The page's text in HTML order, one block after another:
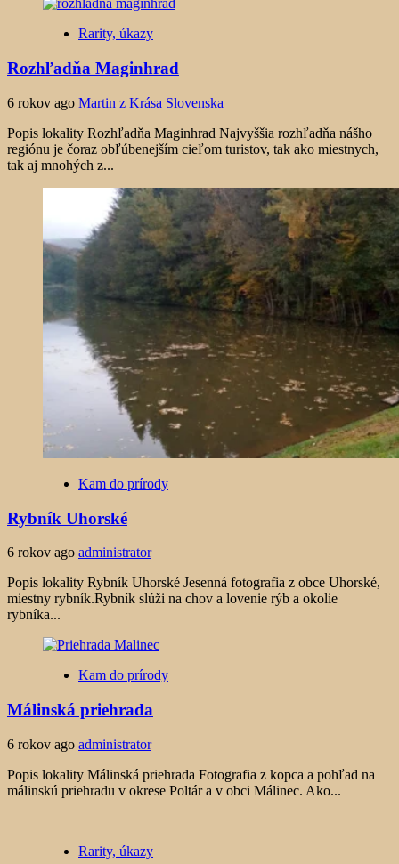
Rarity, úkazy
Rozhľadňa Maginhrad
6 rokov ago Martin z Krása Slovenska
Popis lokality Rozhľadňa Maginhrad Najvyššia rozhľadňa nášho
regiónu je čoraz obľúbenejším cieľom turistov, tak ako miestnych,
tak aj mnohých z...
Kam do prírody
Rybník Uhorské
6 rokov ago administrator
Popis lokality Rybník Uhorské Jesenná fotografia z obce Uhorské,
miestny rybník.Rybník slúži na chov a lovenie rýb a okolie
rybníka...
Kam do prírody
Málinská priehrada
6 rokov ago administrator
Popis lokality Málinská priehrada Fotografia z kopca a pohľad na
málinskú priehradu v okrese Poltár a v obci Málinec. Ako...
Rarity, úkazy